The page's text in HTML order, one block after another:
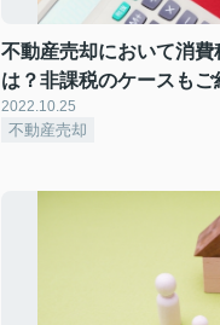
不動産売却において消
は？非課税のケースもご
2022.10.25
不動産売却